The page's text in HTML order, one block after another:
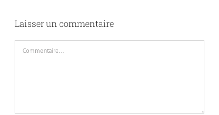
Laisser un commentaire